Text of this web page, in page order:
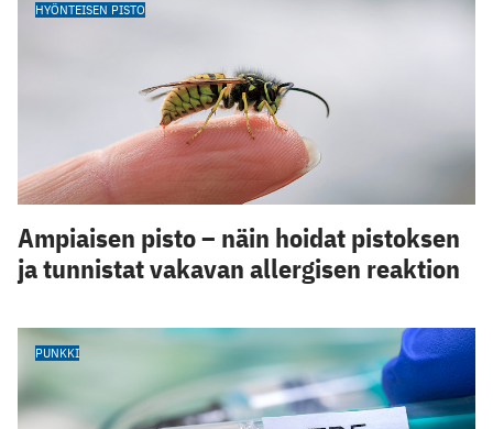
HYÖNTEISEN PISTO
Ampiaisen pisto – näin hoidat pistoksen
ja tunnistat vakavan allergisen reaktion
PUNKKI